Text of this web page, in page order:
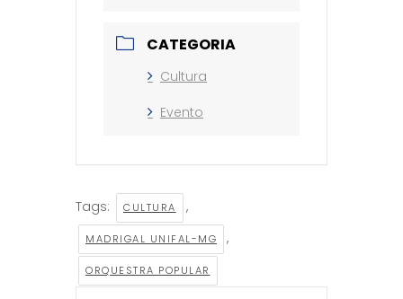
CATEGORIA
Cultura
Evento
Tags: CULTURA ,
MADRIGAL UNIFAL-MG ,
ORQUESTRA POPULAR